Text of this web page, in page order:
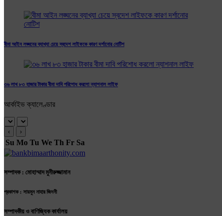
বীমা আইন লঙ্ঘনের ব্যাখ্যা চেয়ে স্বদেশ লাইফকে কারণ দর্শানোর নোটিশ
৩৬ লাখ ৮৩ হাজার টাকার বীমা দাবি পরিশোধ করলো ন্যাশনাল লাইফ
আর্কাইভ ক্যালেণ্ডার
‹ ›
Su Mo Tu We Th Fr Sa
সম্পাদক : মোহাম্মাদ মুনীরুজ্জামান
প্রকাশক : সায়মুন নাহার জিদনী
সম্পাদকীয় ও বাণিজ্যিক কার্যালয়